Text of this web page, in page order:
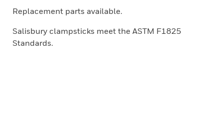
Replacement parts available.
Salisbury clampsticks meet the ASTM F1825
Standards.